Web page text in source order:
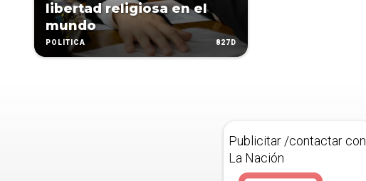
libertad religiosa en el
mundo
POLÍTICA 827D
Publicitar /contactar con
La Nación